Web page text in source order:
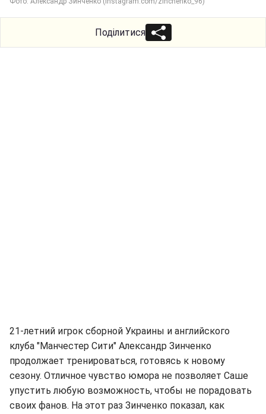
Поділитися
21-летний игрок сборной Украины и английского
клуба "Манчестер Сити" Александр Зинченко
продолжает тренироваться, готовясь к новому
сезону. Отличное чувство юмора не позволяет Саше
упустить любую возможность, чтобы не порадовать
своих фанов. На этот раз Зинченко показал, как